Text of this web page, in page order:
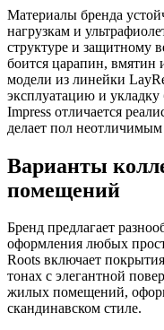
Материалы бренда
нагрузкам и
структуре и защитному
боится царапин, вмятин
модели из линейки
эксплуатацию и
Impress отличается
делает пол
Варианты
помещений
Бренд предлагает
оформления любых
Roots включает
тонах с элегантной
жилых помещений,
скандинавском стиле.